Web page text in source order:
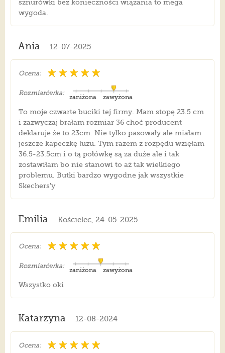
sznurówki bez konieczności wiązania to mega
wygoda.
Ania 12-07-2025
Ocena:
Rozmiarówka:
zawyżona
zaniżona
To moje czwarte buciki tej firmy. Mam stopę 23.5 cm
i zazwyczaj brałam rozmiar 36 choć producent
deklaruje że to 23cm. Nie tylko pasowały ale miałam
jeszcze kapeczkę luzu. Tym razem z rozpędu wzięłam
36.5-23.5cm i o tą połówkę są za duże ale i tak
zostawiłam bo nie stanowi to aż tak wielkiego
problemu. Butki bardzo wygodne jak wszystkie
Skechers'y
Emilia Kościelec, 24-05-2025
Ocena:
Rozmiarówka:
zawyżona
zaniżona
Wszystko oki
Katarzyna 12-08-2024
Ocena: